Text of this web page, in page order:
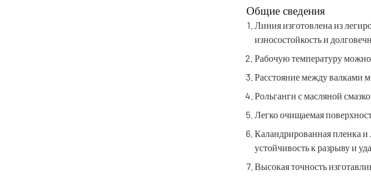
Общие сведения
Линия изготовлена из
износостойкость и
Рабочую температуру
Расстояние между валками
Рольганги с масляной
Легко очищаемая
Каландрированная пленка
устойчивость к разрыву и
Высокая точность